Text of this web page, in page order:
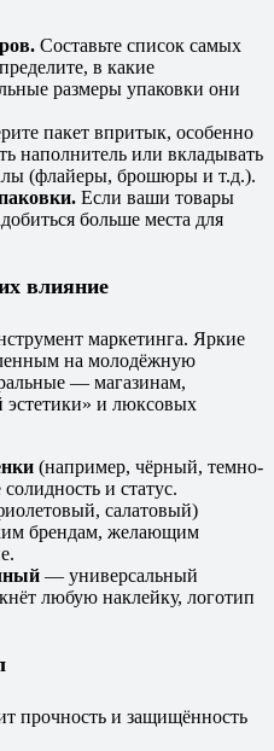
Составьте список самых
в какие
размеры упаковки они
пакет впритык, особенно
наполнитель или вкладывать
(флайеры, брошюры и т.д.).
Если ваши товары
больше места для
влияние
маркетинга. Яркие
на молодёжную
— магазинам,
и люксовых
(например, чёрный, темно-
и статус.
салатовый)
брендам, желающим
— универсальный
любую наклейку, логотип
прочность и защищённость